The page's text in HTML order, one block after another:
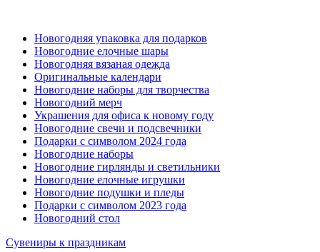
Новогодняя упаковка для подарков
Новогодние елочные шары
Новогодняя вязаная одежда
Оригинальные календари
Новогодние наборы для творчества
Новогодний мерч
Украшения для офиса к новому году
Новогодние свечи и подсвечники
Подарки с символом 2024 года
Новогодние наборы
Новогодние гирлянды и светильники
Новогодние елочные игрушки
Новогодние подушки и пледы
Подарки с символом 2023 года
Новогодний стол
Сувениры к праздникам